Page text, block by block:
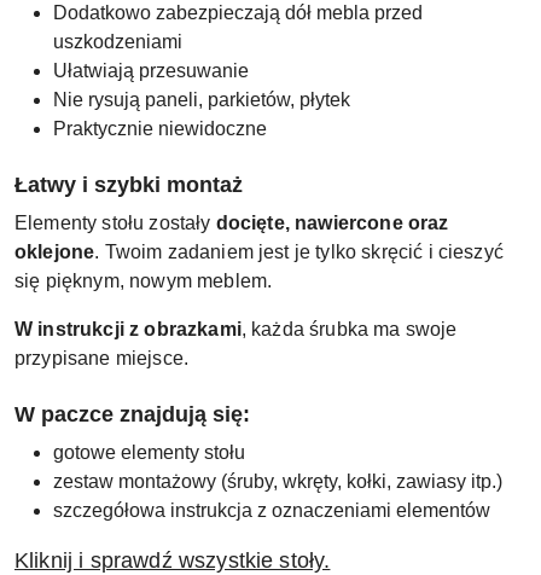
Dodatkowo zabezpieczają dół mebla przed
uszkodzeniami
Ułatwiają przesuwanie
Nie rysują paneli, parkietów, płytek
Praktycznie niewidoczne
Łatwy i szybki montaż
Elementy stołu zostały docięte, nawiercone oraz
oklejone. Twoim zadaniem jest je tylko skręcić i cieszyć
się pięknym, nowym meblem.
W instrukcji z obrazkami, każda śrubka ma swoje
przypisane miejsce.
W paczce znajdują się:
gotowe elementy stołu
zestaw montażowy (śruby, wkręty, kołki, zawiasy itp.)
szczegółowa instrukcja z oznaczeniami elementów
Kliknij i sprawdź wszystkie stoły.